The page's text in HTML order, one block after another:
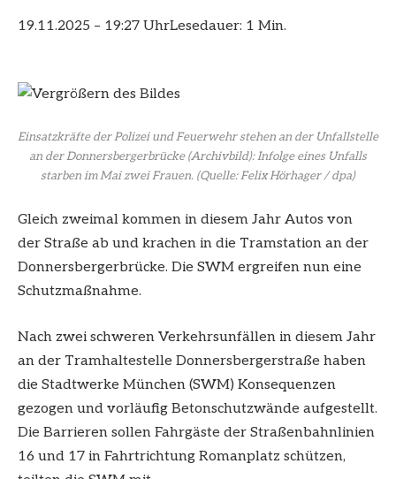
19.11.2025 – 19:27 UhrLesedauer: 1 Min.
Einsatzkräfte der Polizei und Feuerwehr stehen an der Unfallstelle
an der Donnersbergerbrücke (Archivbild): Infolge eines Unfalls
starben im Mai zwei Frauen. (Quelle: Felix Hörhager / dpa)
Gleich zweimal kommen in diesem Jahr Autos von
der Straße ab und krachen in die Tramstation an der
Donnersbergerbrücke. Die SWM ergreifen nun eine
Schutzmaßnahme.
Nach zwei schweren Verkehrsunfällen in diesem Jahr
an der Tramhaltestelle Donnersbergerstraße haben
die Stadtwerke München (SWM) Konsequenzen
gezogen und vorläufig Betonschutzwände aufgestellt.
Die Barrieren sollen Fahrgäste der Straßenbahnlinien
16 und 17 in Fahrtrichtung Romanplatz schützen,